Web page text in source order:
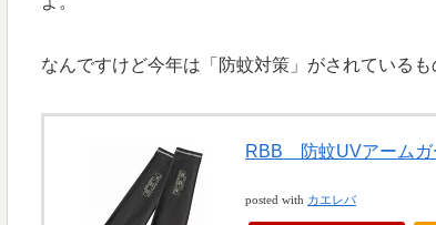
なんですけど今年は「防蚊対策」がされている
RBB 防蚊UVアーム
posted with カエレバ